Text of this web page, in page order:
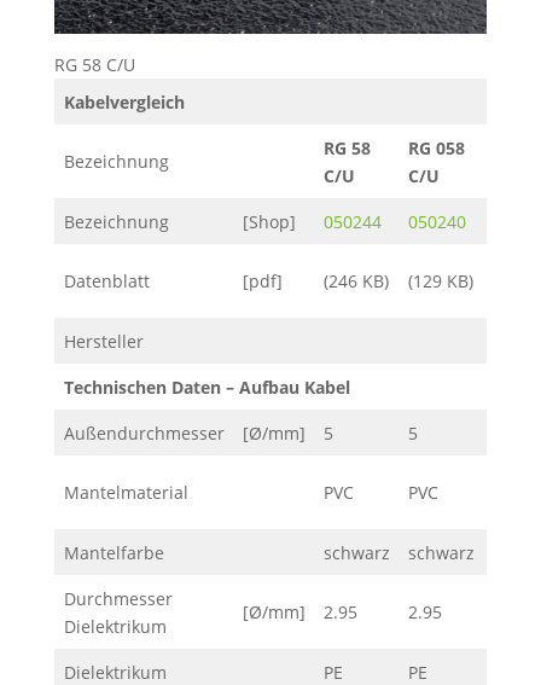
RG 58 C/U
Kabelvergleich
Bezeichnung
RG 58
C/U
RG 058
C/U
Bezeichnung
[Shop] 050244 050240
Datenblatt [pdf] (246 KB) (129 KB)
Hersteller
Technischen Daten – Aufbau Kabel
Außendurchmesser
[Ø/mm] 5 5
Mantelmaterial PVC PVC
Mantelfarbe schwarz schwarz
Durchmesser
Dielektrikum
[Ø/mm] 2.95 2.95
Dielektrikum PE PE